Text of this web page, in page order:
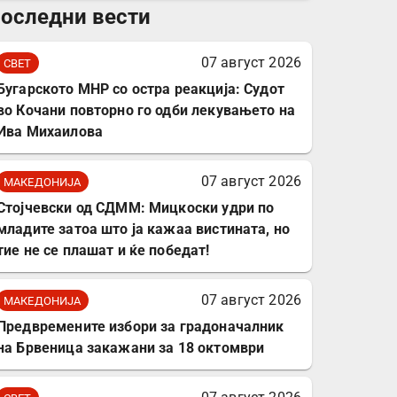
комплет за заштита на
вести
СВЕТ
07 август 2026
МНР со остра реакција: Судот
Кочани повторно го одби лекувањето на
Михаилова
МАКЕДОНИЈА
07 август 2026
од СДММ: Мицкоски удри по
затоа што ја кажаа вистината, но
не се плашат и ќе победат!
МАКЕДОНИЈА
07 август 2026
избори за градоначалник
Брвеница закажани за 18 октомври